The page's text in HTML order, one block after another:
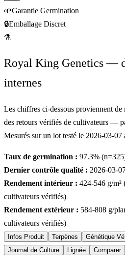
🌱Garantie Germination
🔒Emballage Discret
⚗
Royal King Genetics —
internes
Les chiffres ci-dessous proviennent
des retours vérifiés de cultivateurs —
Mesurés sur un lot testé le 2026-03-07
Taux de germination : 97.3% (n=325
Dernier contrôle qualité : 2026-03-
Rendement intérieur : 424-546 g/m²
cultivateurs vérifiés)
Rendement extérieur : 584-808 g/
cultivateurs vérifiés)
Infos Produit Terpènes Génétique
Journal de Culture
Lignée Comparer